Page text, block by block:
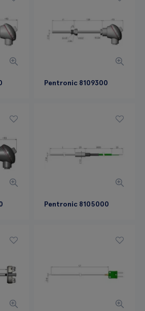
Pentronic 8109300
Pentronic 8105000